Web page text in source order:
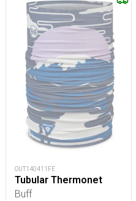
OUT140411FE
Tubular Thermonet
Buff